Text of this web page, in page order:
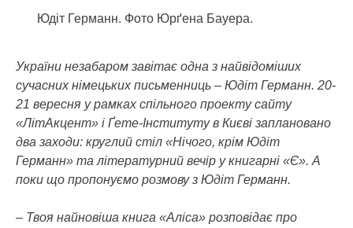
Юдіт Германн. Фото Юрґена Бауера.
України незабаром завітає одна з найвідоміших
сучасних німецьких письменниць – Юдіт Германн. 20-
21 вересня у рамках спільного проекту сайту
«ЛітАкцент» і Ґете-Інституту в Києві заплановано
два заходи: круглий стіл «Нічого, крім Юдіт
Германн» та літературний вечір у книгарні «Є». А
поки що пропонуємо розмову з Юдіт Германн.
– Твоя найновіша книга «Аліса» розповідає про